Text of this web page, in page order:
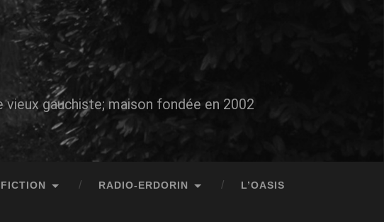
gauchiste; maison fondée en 2002
FICTION RADIO-ERDORIN L’OASIS